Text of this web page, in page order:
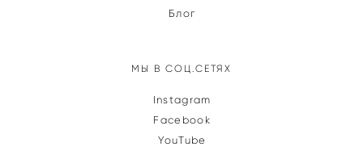
Блог
МЫ В СОЦ.СЕТЯХ
Instagram
Facebook
YouTube